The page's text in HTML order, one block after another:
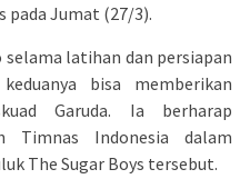
pada Jumat (27/3).
latihan dan persiapan
bisa memberikan
Garuda. Ia berharap
Timnas Indonesia dalam
The Sugar Boys tersebut.